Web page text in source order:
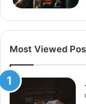
Most Viewed